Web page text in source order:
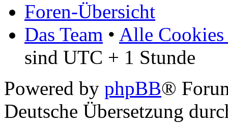
Foren-Übersicht
Das Team • Alle Cookies
sind UTC + 1 Stunde
Powered by phpBB®
Deutsche Übersetzung